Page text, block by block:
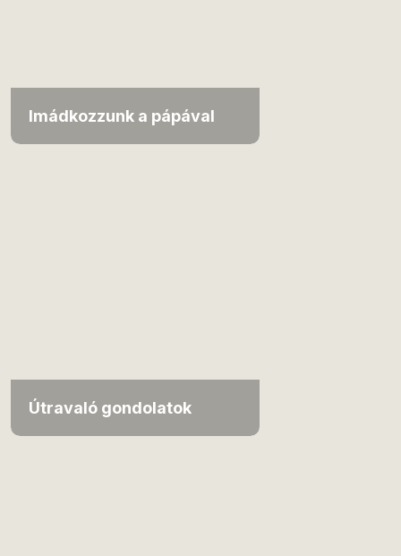
Imádkozzunk a pápával
Útravaló gondolatok